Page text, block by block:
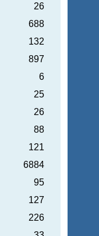
26
688
132
897
6
25
26
88
121
6884
95
127
226